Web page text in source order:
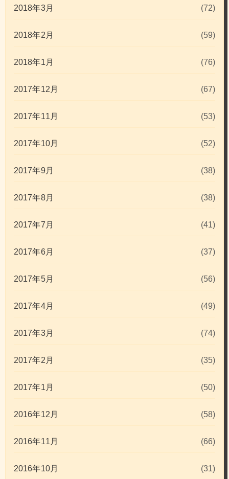
2018年3月 (72)
2018年2月 (59)
2018年1月 (76)
2017年12月 (67)
2017年11月 (53)
2017年10月 (52)
2017年9月 (38)
2017年8月 (38)
2017年7月 (41)
2017年6月 (37)
2017年5月 (56)
2017年4月 (49)
2017年3月 (74)
2017年2月 (35)
2017年1月 (50)
2016年12月 (58)
2016年11月 (66)
2016年10月 (31)